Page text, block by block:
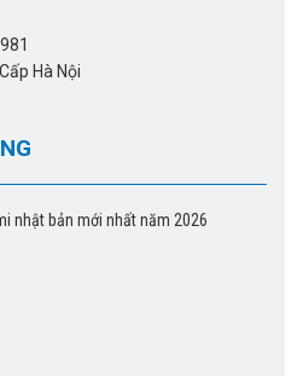
Hà Nội
nhật bản mới nhất năm 2026